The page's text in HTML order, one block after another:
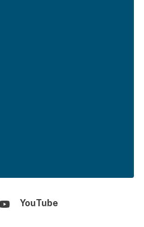
YouTube